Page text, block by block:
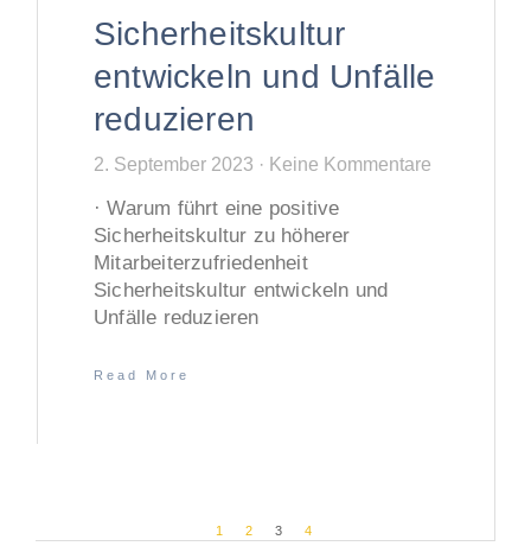
Sicherheitskultur
entwickeln und Unfälle
reduzieren
2. September 2023 Keine Kommentare
· Warum führt eine positive
Sicherheitskultur zu höherer
Mitarbeiterzufriedenheit
Sicherheitskultur entwickeln und
Unfälle reduzieren
Read More
1 2 3 4